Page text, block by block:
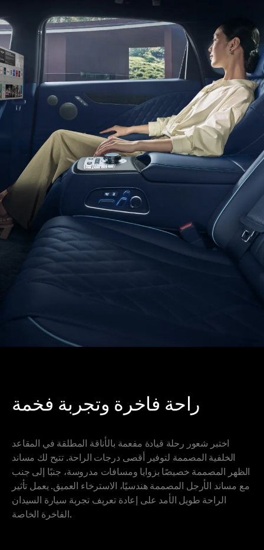
راحة فاخرة وتجربة فخمة
اختبر شعور رحلة قيادة مفعمة بالأناقة المطلقة في المقاعد
الخلفية المصممة لتوفير أقصى درجات الراحة. تتيح لك مساند
الظهر المصممة خصيصًا بزوايا ومسافات مدروسة، جنبًا إلى جنب
مع مساند الأرجل المصممة هندسيًا، الاسترخاء العميق. يعمل تأثير
الراحة طويل الأمد على إعادة تعريف تجربة سيارة السيدان
الفاخرة الخاصة.